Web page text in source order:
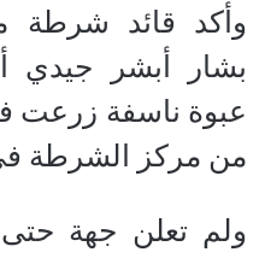
وأكد قائد شرطة
بشار أبشر جيدي
عبوة ناسفة زرعت
من مركز الشرطة
ولم تعلن جهة حتى